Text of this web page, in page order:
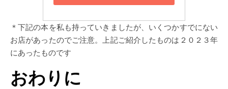
＊下記の本を私も持っていきましたが、いくつかすでにない
お店があったのでご注意。上記ご紹介したものは２０２３年
にあったものです
おわりに